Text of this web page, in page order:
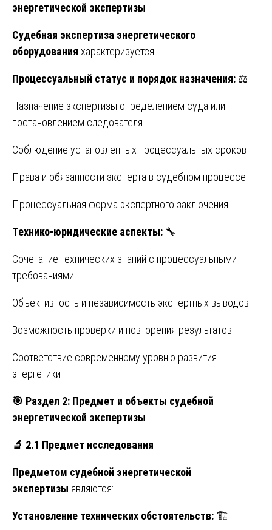
энергетической экспертизы
Судебная экспертиза энергетического
оборудования характеризуется:
Процессуальный статус и порядок назначения: ⚖️
Назначение экспертизы определением суда или
постановлением следователя
Соблюдение установленных процессуальных сроков
Права и обязанности эксперта в судебном процессе
Процессуальная форма экспертного заключения
Технико-юридические аспекты: 🔧
Сочетание технических знаний с процессуальными
требованиями
Объективность и независимость экспертных выводов
Возможность проверки и повторения результатов
Соответствие современному уровню развития
энергетики
🎯 Раздел 2: Предмет и объекты судебной
энергетической экспертизы
🔬 2.1 Предмет исследования
Предметом судебной энергетической
экспертизы являются:
Установление технических обстоятельств: 🏗️